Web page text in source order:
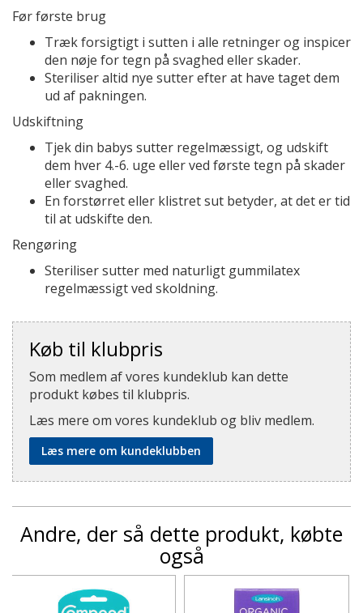
Før første brug
Træk forsigtigt i sutten i alle retninger og inspicer
den nøje for tegn på svaghed eller skader.
Steriliser altid nye sutter efter at have taget dem
ud af pakningen.
Udskiftning
Tjek din babys sutter regelmæssigt, og udskift
dem hver 4.-6. uge eller ved første tegn på skader
eller svaghed.
En forstørret eller klistret sut betyder, at det er tid
til at udskifte den.
Rengøring
Steriliser sutter med naturligt gummilatex
regelmæssigt ved skoldning.
Køb til klubpris
Som medlem af vores kundeklub kan dette
produkt købes til klubpris.
Læs mere om vores kundeklub og bliv medlem.
Læs mere om kundeklubben
Andre, der så dette produkt, købte
også